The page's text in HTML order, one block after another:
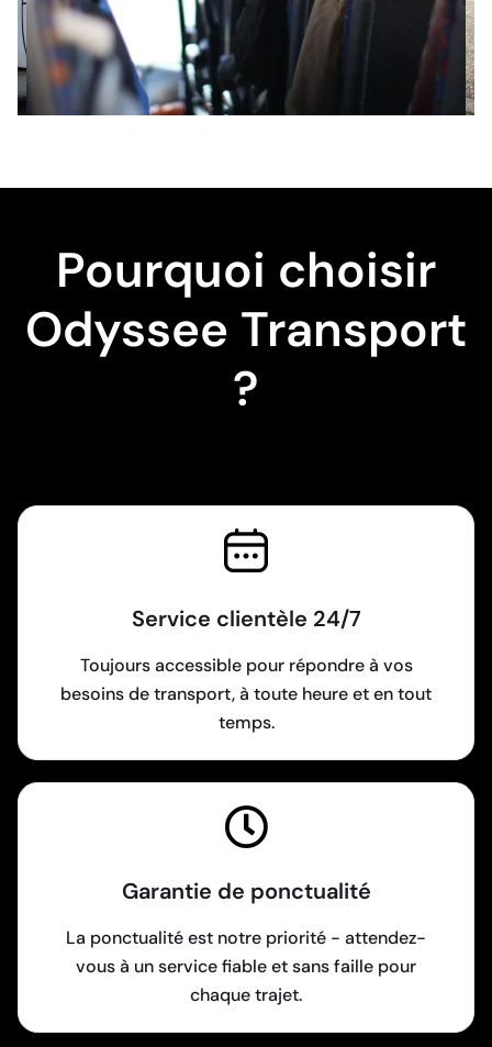
Pourquoi choisir
Odyssee Transport
?
Service clientèle 24/7
Toujours accessible pour répondre à vos
besoins de transport, à toute heure et en tout
temps.
Garantie de ponctualité
La ponctualité est notre priorité - attendez-
vous à un service fiable et sans faille pour
chaque trajet.